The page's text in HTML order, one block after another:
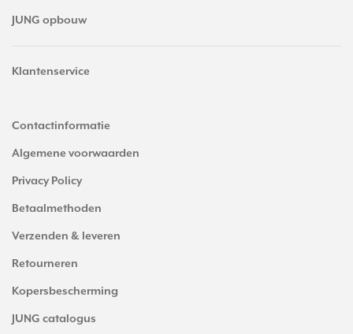
JUNG opbouw
Klantenservice
Contactinformatie
Algemene voorwaarden
Privacy Policy
Betaalmethoden
Verzenden & leveren
Retourneren
Kopersbescherming
JUNG catalogus